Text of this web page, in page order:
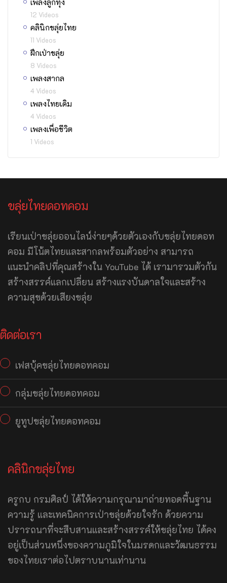
12 Videos
คลินิกขลุ่ยไทย
11 Videos
ฝึกเป่าขลุ่ย
8 Videos
เพลงสากล
4 Videos
เพลงไทยเดิม
4 Videos
เพลงเพื่อชีวิต
1 Videos
ขลุ่ยไทยดอทคอม
เรียนเป่าขลุ่ยออนไลน์ง่ายๆด้วยตัวเองกับขลุ่ยไทยดอท
คอม มีโน้ตไทยและสากลพร้อมตัวอย่าง สามารถ
แนะนำคลิปที่คุณสร้างใน YouTube ได้ เรามารวมตัวกัน
สร้างสรรค์แลกเปลี่ยน สร้างแรงบันดาลใจและสร้าง
ความสุขด้วยเสียงขลุ่ย
ติดต่อเรา
เฟสบุ้คขลุ่ยไทยดอทคอม
กลุ่มขลุ่ยไทยดอทคอม
ยูทูปขลุ่ยไทยดอทคอม
คลินิกขลุ่ยไทย
ครูกบ กรมศิลป์ ได้ให้ความกรุณามาถ่ายทอดพื้นฐาน
ความรู้ และเทคนิคการเป่าขลุ่ยด้วยใจรัก ด้วยความ
ปรารถนาที่จะสืบสานและสร้างสรรค์ให้ขลุ่ยไทย ได้คง
อยู่เป็นส่วนหนึ่งของความภูมิใจในมรดกและวัฒนธรรม
ของไทยเราต่อไปตราบนานเท่านาน